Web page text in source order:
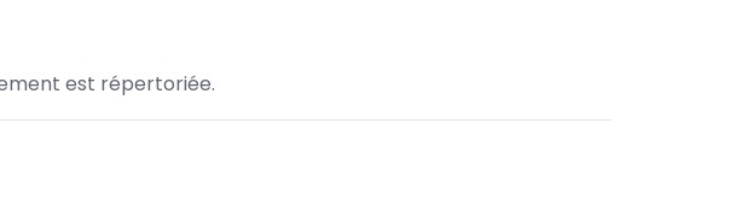
est répertoriée.